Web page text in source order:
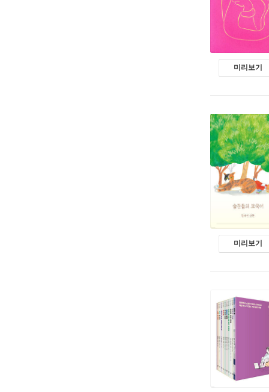
미리보기
미리보기